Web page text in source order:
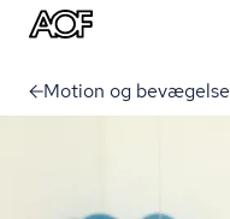
Motion og bevægelse